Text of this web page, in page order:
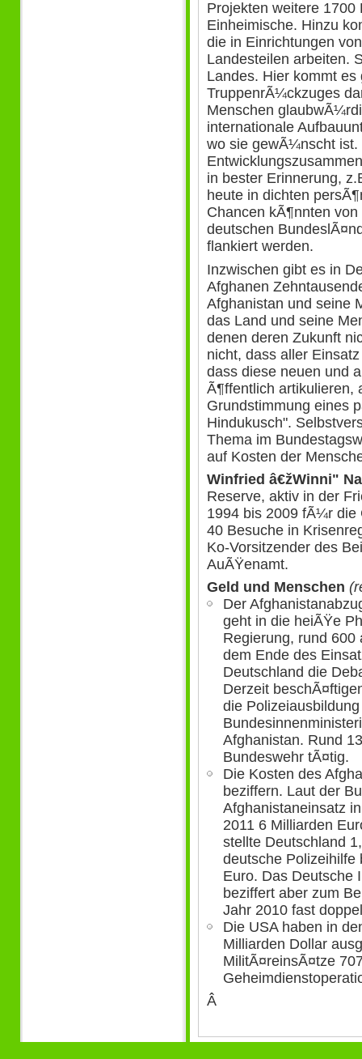
Projekten weitere
Einheimische. Hinzu
die in Einrichtungen
Landesteilen arbeiten.
Landes. Hier kommt
TruppenrÃ¼ckzuges
Menschen
internationale
wo sie gewÃ¼nscht ist.
in bester Erinnerung,
heute in dichten
Chancen kÃ¶nnten
deutschen
flankiert werden.
Inzwischen gibt es in
Afghanen
Afghanistan und seine
das Land und seine
denen deren Zukunft
nicht, dass aller
dass diese neuen und
Ã¶ffentlich artikulieren,
Grundstimmung eines
Hindukusch".
Thema im
auf Kosten der
Winfried â€žWinni"
Reserve, aktiv in der
1994 bis 2009 fÃ¼r
40 Besuche in
Ko-Vorsitzender des
AuÃŸenamt.
Geld und Menschen
Der
geht in die heiÃŸe
Regierung, rund 600
dem Ende des
Deutschland die
Derzeit
die
Afghanistan. Rund
Bundeswehr tÃ¤tig.
Die Kosten des
beziffern. Laut der
Afghanistaneinsatz
2011 6 Milliarden
stellte Deutschland
deutsche Polizeihilfe
Euro. Das Deutsche
beziffert aber zum
Jahr 2010 fast
Die USA haben in
Milliarden Dollar
MilitÃ¤reinsÃ¤tze
Â